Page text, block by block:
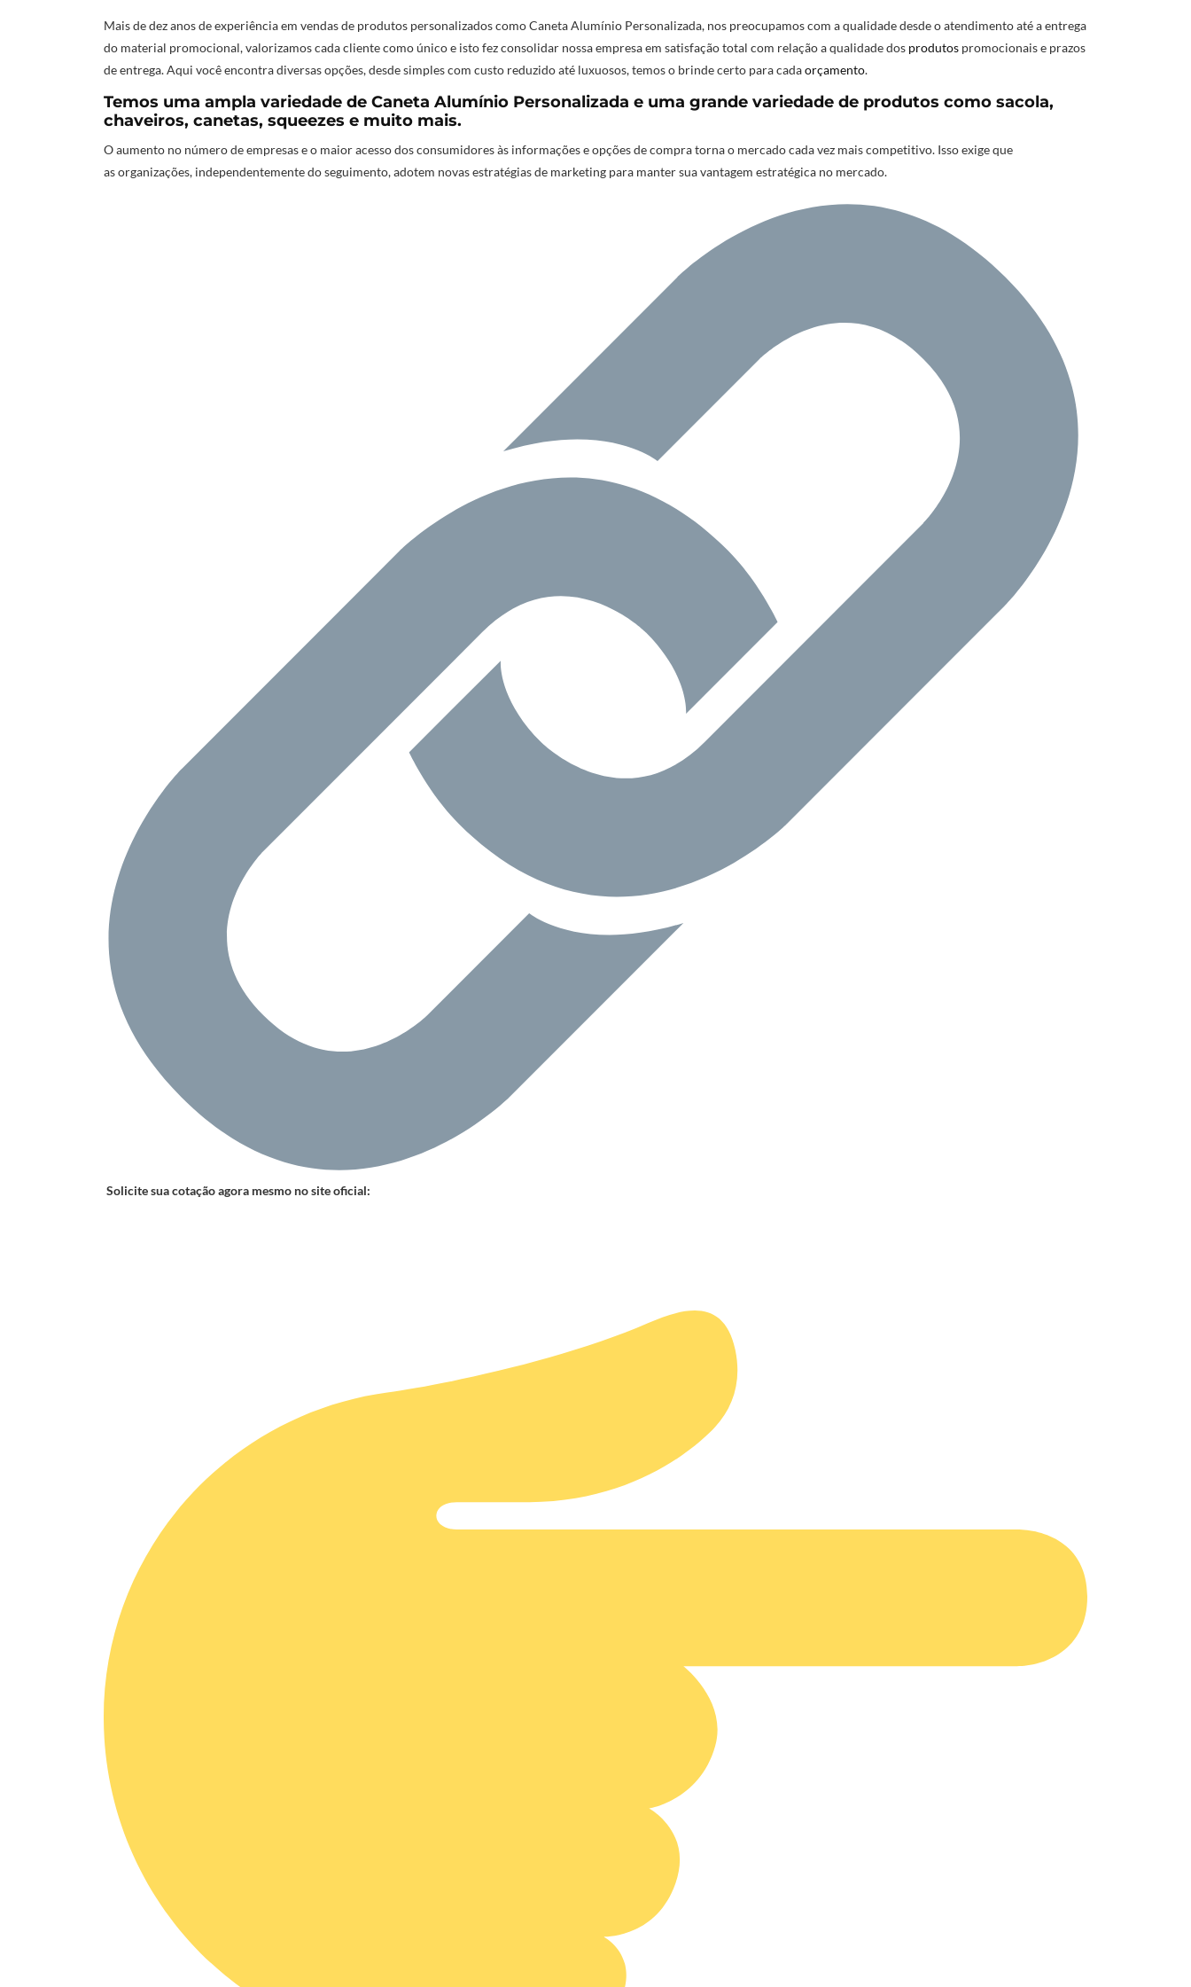
Mais de dez anos de experiência em vendas de produtos personalizados como Caneta Alumínio Personalizada, nos preocupamos com a qualidade desde o atendimento até a entrega
do material promocional, valorizamos cada cliente como único e isto fez consolidar nossa empresa em satisfação total com relação a qualidade dos produtos promocionais e prazos
de entrega. Aqui você encontra diversas opções, desde simples com custo reduzido até luxuosos, temos o brinde certo para cadaorçamento.
Temos uma ampla variedade de Caneta Alumínio Personalizada e uma grande variedade de produtos como sacola,
chaveiros, canetas, squeezes e muito mais.
O aumento no número de empresas e o maior acesso dos consumidores às informações e opções de compra torna o mercado cada vez mais competitivo. Isso exige que
as organizações, independentemente do seguimento, adotem novas estratégias de marketing para manter sua vantagem estratégica no mercado.
Solicite sua cotação agora mesmo no site oficial: